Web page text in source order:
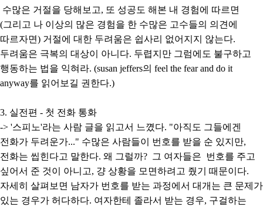
수많은 거절을 당해보고, 또 성공도 해본 내 경험에 따르면
(그리고 나 이상의 많은 경험을 한 수많은 고수들의 의견에
따르자면) 거절에 대한 두려움은 쉽사리 없어지지 않는다.
두려움은 극복의 대상이 아니다. 두렵지만 그럼에도 불구하고
행동하는 법을 익혀라. (susan jeffers의 feel the fear and do it
anyway를 읽어보길 권한다.)
3. 실전편 - 첫 전화 통화
-> '스피노'라는 사람 글을 읽고서 느꼈다. "아직도 그들에겐
전화가 두려운가..." 수많은 사람들이 번호를 받을 순 있지만,
전화는 씹힌다고 말한다. 왜 그럴까? 그 여자들은 번호를 주고
싶어서 준 것이 아니고, 걍 상황을 모면하려고 줬기 때문이다.
자세히 살펴보면 남자가 번호를 받는 과정에서 대개는 큰 문제가
있는 경우가 허다하다. 여자한테 졸라서 받는 경우, 구걸하는